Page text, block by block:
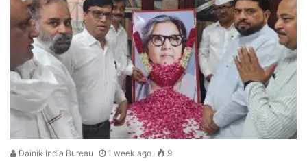
Dainik India Bureau 1 week ago 9